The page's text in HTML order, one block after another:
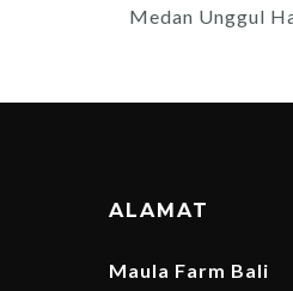
Medan Unggul
ALAMAT
Maula Farm Bali